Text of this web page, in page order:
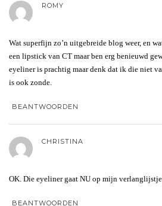
ROMY
Wat superfijn zo’n uitgebreide blog weer, en
een lipstick van CT maar ben erg benieuwd
eyeliner is prachtig maar denk dat ik die niet
is ook zonde.
BEANTWOORDEN
CHRISTINA
OK. Die eyeliner gaat NU op mijn
BEANTWOORDEN